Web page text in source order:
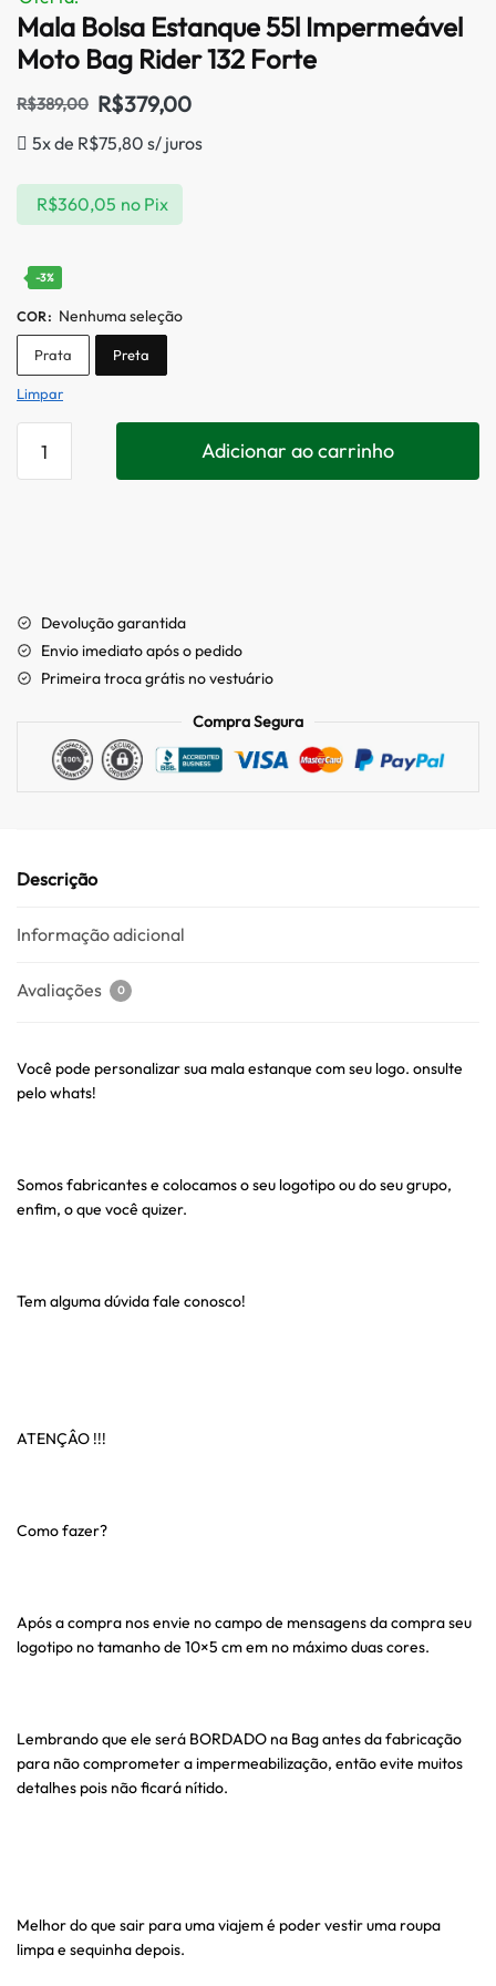
Mala Bolsa Estanque 55l Impermeável
Moto Bag Rider 132 Forte
R$389,00 R$379,00
5x de R$75,80 s/ juros
R$360,05 no Pix
-3%
COR: Nenhuma seleção
Prata Preta
Limpar
Adicionar ao carrinho
Devolução garantida
Envio imediato após o pedido
Primeira troca grátis no vestuário
Compra Segura
Descrição
Informação adicional
Avaliações 0
Você pode personalizar sua mala estanque com seu logo. onsulte
pelo whats!
Somos fabricantes e colocamos o seu logotipo ou do seu grupo,
enfim, o que você quizer.
Tem alguma dúvida fale conosco!
ATENÇÂO !!!
Como fazer?
Após a compra nos envie no campo de mensagens da compra seu
logotipo no tamanho de 10×5 cm em no máximo duas cores.
Lembrando que ele será BORDADO na Bag antes da fabricação
para não comprometer a impermeabilização, então evite muitos
detalhes pois não ficará nítido.
Melhor do que sair para uma viajem é poder vestir uma roupa
limpa e sequinha depois.